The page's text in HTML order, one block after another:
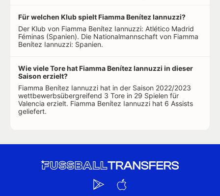
Für welchen Klub spielt Fiamma Benítez Iannuzzi?
Der Klub von Fiamma Benítez Iannuzzi: Atlético Madrid
Féminas (Spanien). Die Nationalmannschaft von Fiamma
Benítez Iannuzzi: Spanien.
Wie viele Tore hat Fiamma Benítez Iannuzzi in dieser
Saison erzielt?
Fiamma Benítez Iannuzzi hat in der Saison 2022/2023
wettbewerbsübergreifend 3 Tore in 29 Spielen für
Valencia erzielt. Fiamma Benítez Iannuzzi hat 6 Assists
geliefert.